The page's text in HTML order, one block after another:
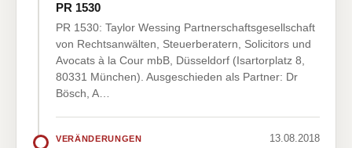
PR 1530
PR 1530: Taylor Wessing Partnerschaftsgesellschaft
von Rechtsanwälten, Steuerberatern, Solicitors und
Avocats à la Cour mbB, Düsseldorf (Isartorplatz 8,
80331 München). Ausgeschieden als Partner: Dr
Bösch, A…
VERÄNDERUNGEN 13.08.2018